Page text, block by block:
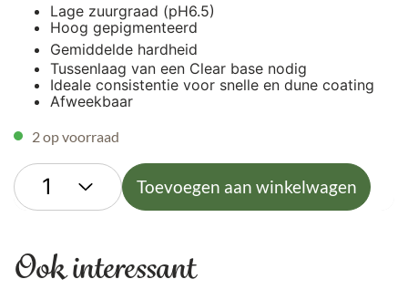
Lage zuurgraad (pH6.5)
Hoog gepigmenteerd
Gemiddelde hardheid
Tussenlaag van een Clear base nodig
Ideale consistentie voor snelle en dune coating
Afweekbaar
2 op voorraad
Toevoegen aan winkelwagen
Ook interessant